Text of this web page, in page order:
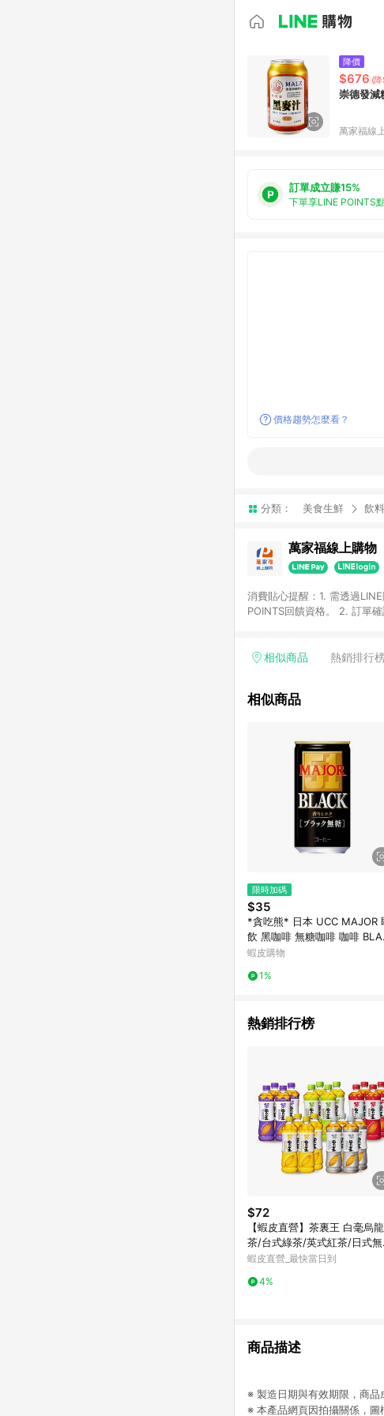
降價
$676 (
崇德發
萬家福線
訂單成立賺15%
下單享LINE POINTS
價格趨勢怎麼看？
分類： 美食生鮮 飲
萬家福線上購物
消費貼心提醒：1. 需透過
POINTS回饋資格。 2. 訂單
留時間內聯絡客服中心，並
相似商品 熱銷排行
相似商品
限時加碼
$35
*貪吃熊* 日本 UCC MAJOR
飲 黑咖啡 無糖咖啡 咖啡
易開罐
蝦皮購物
1%
熱銷排行榜
$72
【蝦皮直營】茶裏王 白毫烏龍
茶/台式綠茶/英式紅茶/日式無
綠茶/青心烏龍茶 600mlx4入/
蝦皮直營_最快當日到
4%
商品描述
※ 製造日期與有效期限，商
※ 本產品網頁因拍攝關係，